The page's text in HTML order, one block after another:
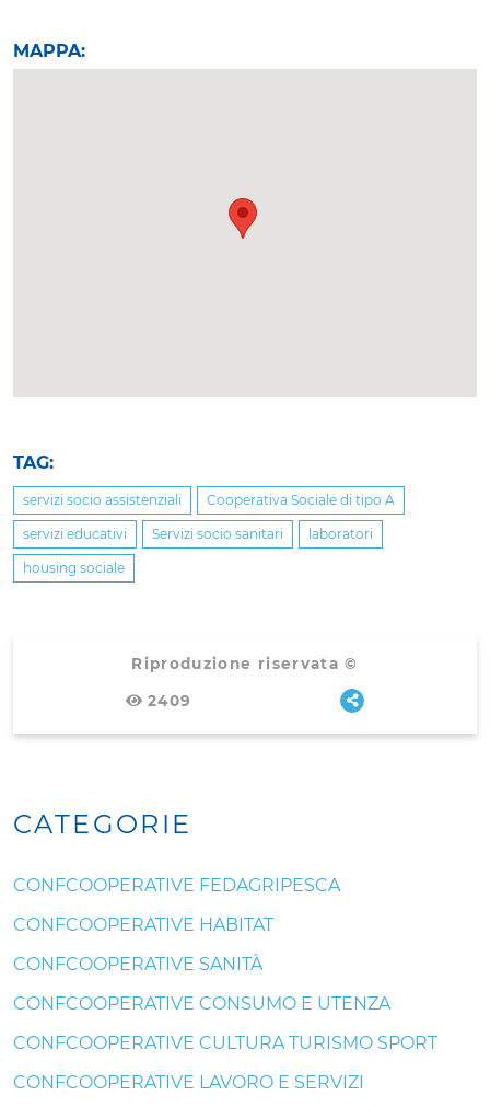
MAPPA:
TAG:
servizi socio assistenziali Cooperativa Sociale di tipo A
servizi educativi Servizi socio sanitari laboratori
housing sociale
Riproduzione riservata ©
2409
CATEGORIE
CONFCOOPERATIVE FEDAGRIPESCA
CONFCOOPERATIVE HABITAT
CONFCOOPERATIVE SANITÀ
CONFCOOPERATIVE CONSUMO E UTENZA
CONFCOOPERATIVE CULTURA TURISMO SPORT
CONFCOOPERATIVE LAVORO E SERVIZI